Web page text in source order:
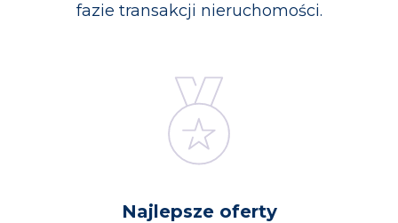
fazie transakcji nieruchomości.
Najlepsze oferty